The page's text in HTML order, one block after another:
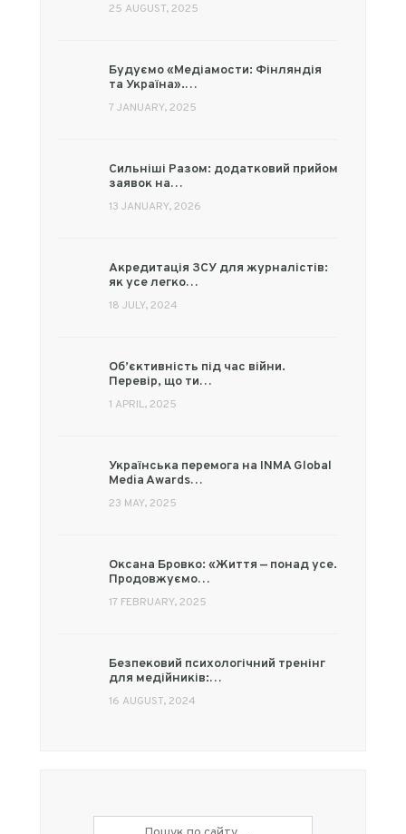
25 AUGUST, 2025
Будуємо «Медіамости: Фінляндія
та Україна».…
7 JANUARY, 2025
Сильніші Разом: додатковий прийом
заявок на…
13 JANUARY, 2026
Акредитація ЗСУ для журналістів:
як усе легко…
18 JULY, 2024
Об’єктивність під час війни.
Перевір, що ти…
1 APRIL, 2025
Українська перемога на INMA Global
Media Awards…
23 MAY, 2025
Оксана Бровко: «Життя — понад усе.
Продовжуємо…
17 FEBRUARY, 2025
Безпековий психологічний тренінг
для медійників:…
16 AUGUST, 2024